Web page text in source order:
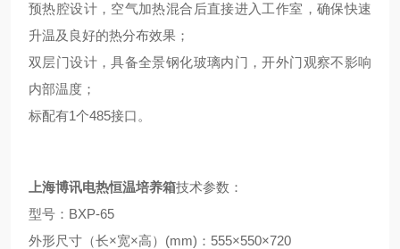
预热腔设计，空气加热混合后直接进入工作室，确保快速
升温及良好的热分布效果；
双层门设计，具备全景钢化玻璃内门，开外门观察不影响
内部温度；
标配有1个485接口。
上海博讯电热恒温培养箱技术参数：
型号：BXP-65
外形尺寸（长×宽×高）(mm)：555×550×720